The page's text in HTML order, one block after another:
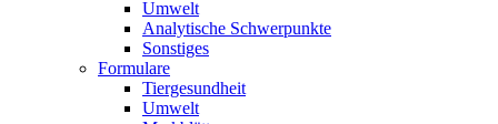
Umwelt
Analytische Schwerpunkte
Sonstiges
Formulare
Tiergesundheit
Umwelt